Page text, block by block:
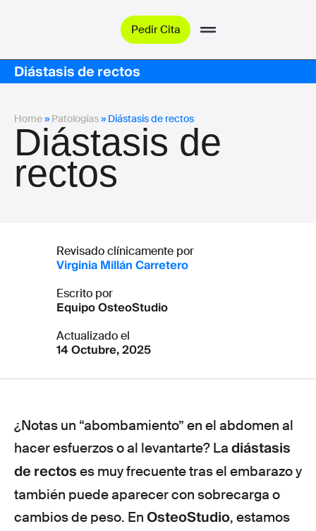
Pedir Cita
Diástasis de rectos
Home» Patologías» Diástasis de rectos
Diástasis de
rectos
Revisado clínicamente por
Virginia Millán Carretero
Escrito por
Equipo OsteoStudio
Actualizado el
14 Octubre, 2025
¿Notas un “abombamiento” en el abdomen al
hacer esfuerzos o al levantarte? La diástasis
de rectos es muy frecuente tras el embarazo y
también puede aparecer con sobrecarga o
cambios de peso. En OsteoStudio, estamos